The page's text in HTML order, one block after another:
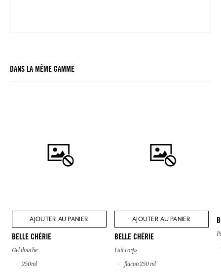
DANS LA MÊME GAMME
AJOUTER AU PANIER
BELLE CHÉRIE
Gel douche
250ml
AJOUTER AU PANIER
BELLE CHÉRIE
Lait corps
flacon 250 ml